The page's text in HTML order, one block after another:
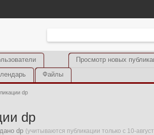
Просмотр новых
Файлы
dp
dp
dp (учитываются публикации только с 10-